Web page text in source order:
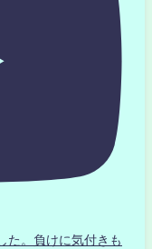
た。負けに気付きも